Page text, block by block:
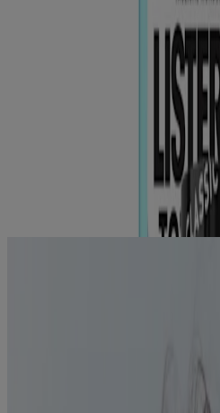
Weitere Produkte
TOTAL
TOTAL